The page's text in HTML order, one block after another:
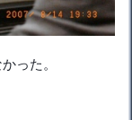
った。